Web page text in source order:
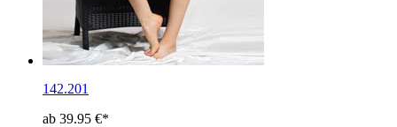
142.201
ab 39.95 €*